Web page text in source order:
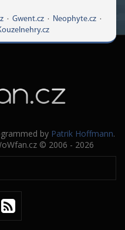
· Gwent.cz· Neophyte.cz·
by Patrik Hoffmann.
© 2006 - 2026